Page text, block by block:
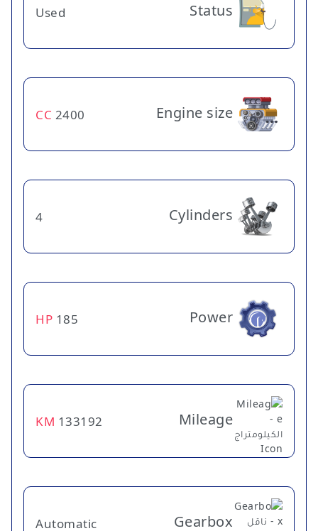
Status
Used
Engine size
2400
CC
Cylinders
4
Power
185
HP
Mileage
133192
KM
Gearbox
Automatic